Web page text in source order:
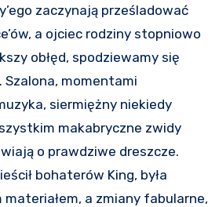
zaczynają prześladować
a ojciec rodziny stopniowo
obłęd, spodziewamy się
momentami
siermiężny niekiedy
makabryczne zwidy
o prawdziwe dreszcze.
bohaterów King, była
a zmiany fabularne,